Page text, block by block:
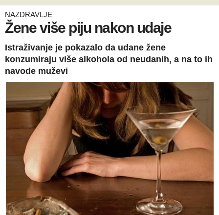
NAZDRAVLJE
Žene više piju nakon udaje
Istraživanje je pokazalo da udane žene
konzumiraju više alkohola od neudanih, a na to ih
navode muževi